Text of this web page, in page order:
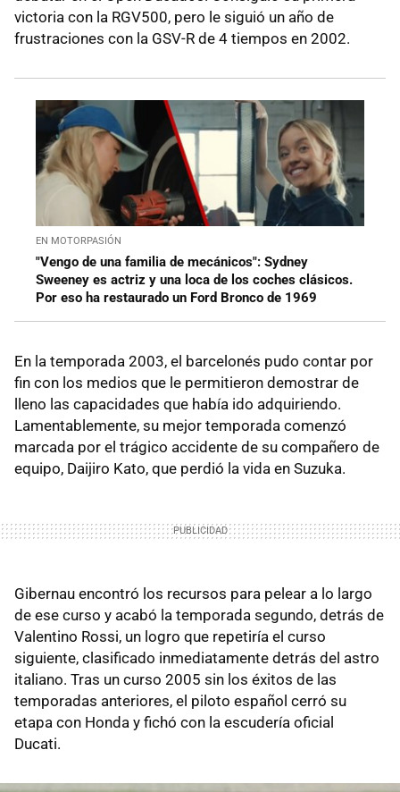
victoria con la RGV500, pero le siguió un año de
frustraciones con la GSV-R de 4 tiempos en 2002.
EN MOTORPASIÓN
"Vengo de una familia de mecánicos": Sydney
Sweeney es actriz y una loca de los coches clásicos.
Por eso ha restaurado un Ford Bronco de 1969
En la temporada 2003, el barcelonés pudo contar por
fin con los medios que le permitieron demostrar de
lleno las capacidades que había ido adquiriendo.
Lamentablemente, su mejor temporada comenzó
marcada por el trágico accidente de su compañero de
equipo, Daijiro Kato, que perdió la vida en Suzuka.
Gibernau encontró los recursos para pelear a lo largo
de ese curso y acabó la temporada segundo, detrás de
Valentino Rossi, un logro que repetiría el curso
siguiente, clasificado inmediatamente detrás del astro
italiano. Tras un curso 2005 sin los éxitos de las
temporadas anteriores, el piloto español cerró su
etapa con Honda y fichó con la escudería oficial
Ducati.